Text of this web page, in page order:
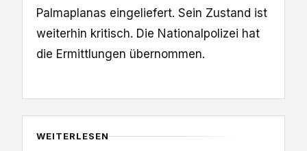
Palmaplanas eingeliefert. Sein Zustand ist
weiterhin kritisch. Die Nationalpolizei hat
die Ermittlungen übernommen.
WEITERLESEN